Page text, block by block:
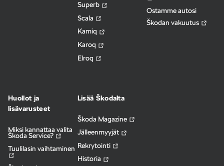
Superb
Scala
Kamiq
Karoq
Elroq
Ostamme autosi
Škodan vakuutus
Huollot ja
lisävarusteet
Miksi kannattaa valita
Škoda Service?
Tuulilasin vaihtaminen
Lisää Škodalta
Škoda Magazine
Jälleenmyyjät
Rekrytointi
Historia